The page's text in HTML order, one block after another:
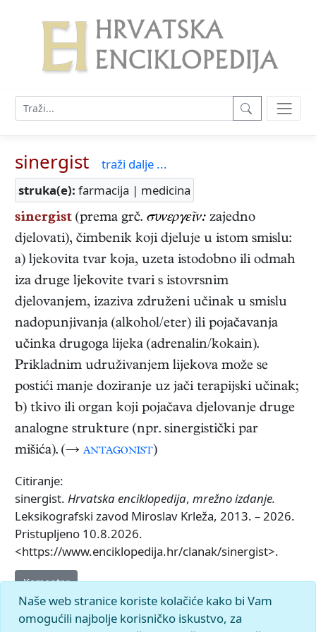
sinergist
traži dalje ...
struka(e): farmacija | medicina
sinergist (prema grč. συνɛργɛῖν: zajedno
djelovati), čimbenik koji djeluje u istom smislu:
a) ljekovita tvar koja, uzeta istodobno ili odmah
iza druge ljekovite tvari s istovrsnim
djelovanjem, izaziva združeni učinak u smislu
nadopunjivanja (alkohol/eter) ili pojačavanja
učinka drugoga lijeka (adrenalin/kokain).
Prikladnim udruživanjem lijekova može se
postići manje doziranje uz jači terapijski učinak;
b) tkivo ili organ koji pojačava djelovanje druge
analogne strukture (npr. sinergistički par
mišića). (→ antagonist)
Citiranje:
sinergist. Hrvatska enciklopedija, mrežno izdanje.
Leksikografski zavod Miroslav Krleža, 2013. – 2026.
Pristupljeno 10.8.2026.
<https://www.enciklopedija.hr/clanak/sinergist>.
Komentar
Naše web stranice koriste kolačiće kako bi Vam
omogućili najbolje korisničko iskustvo, za